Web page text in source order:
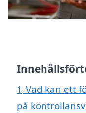
1 Vad kan ett
på